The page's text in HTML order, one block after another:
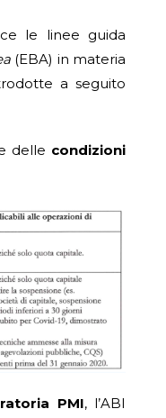
le linee guida
(EBA) in materia
a seguito
delle condizioni
PMI, l’ABI